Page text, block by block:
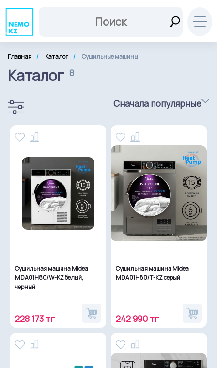
Главная Каталог Сушильные машины
Каталог 8
Сначала популярные
Сушильная машина Midea
MDA01H80/W-KZ белый,
черный
228 173 тг
Сушильная машина Midea
MDA01H80/T-KZ серый
242 990 тг